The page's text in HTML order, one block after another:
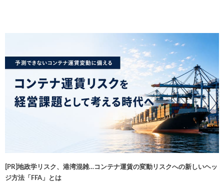
[PR]地政学リスク、港湾混雑…コンテナ運賃の変動リスクへの新しいヘッ
ジ方法「FFA」とは